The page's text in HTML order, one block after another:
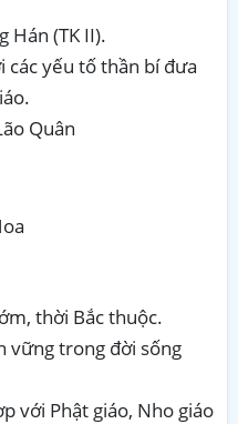
Hán (TK II).
các yếu tố thần bí đưa
Quân
thời Bắc thuộc.
vững trong đời sống
với Phật giáo, Nho giáo